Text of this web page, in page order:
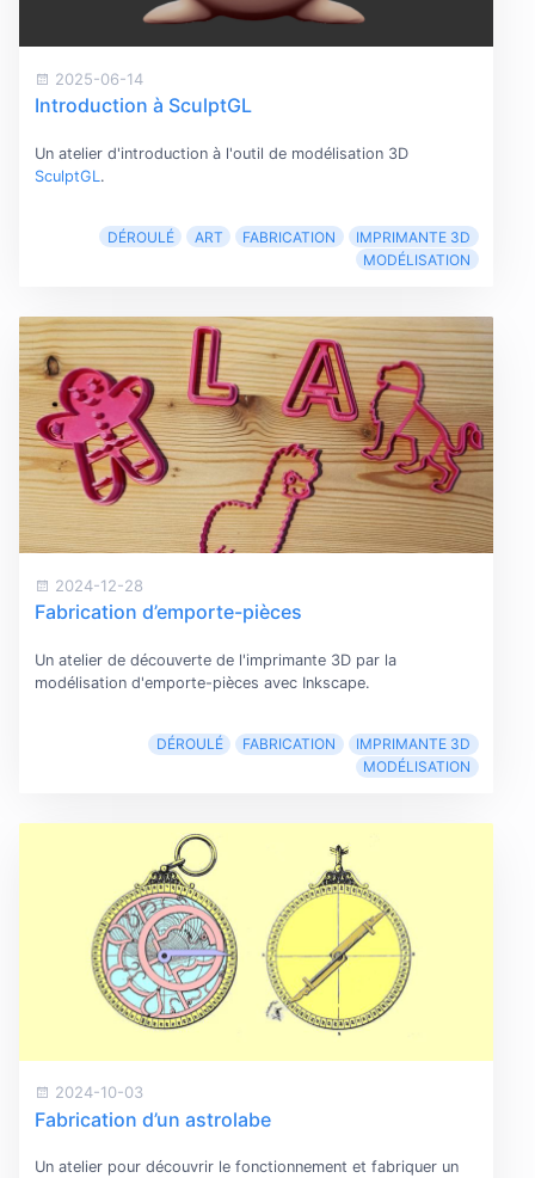
2025-06-14
Introduction à SculptGL
Un atelier d'introduction à l'outil de modélisation 3D
SculptGL .
DÉROULÉ ART FABRICATION
IMPRIMANTE 3D
MODÉLISATION
2024-12-28
Fabrication d’emporte-pièces
Un atelier de découverte de l'imprimante 3D par la
modélisation d'emporte-pièces avec Inkscape.
DÉROULÉ FABRICATION
IMPRIMANTE 3D
MODÉLISATION
2024-10-03
Fabrication d’un astrolabe
Un atelier pour découvrir le fonctionnement et fabriquer un